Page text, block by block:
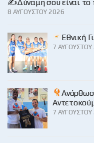
✍️Δύναμη σου είναι το
8 ΑΥΓΟΎΣΤΟΥ 2026
Εθνική
7 ΑΥΓΟΎΣΤΟΥ
7 ΑΥΓΟΎΣΤΟΥ